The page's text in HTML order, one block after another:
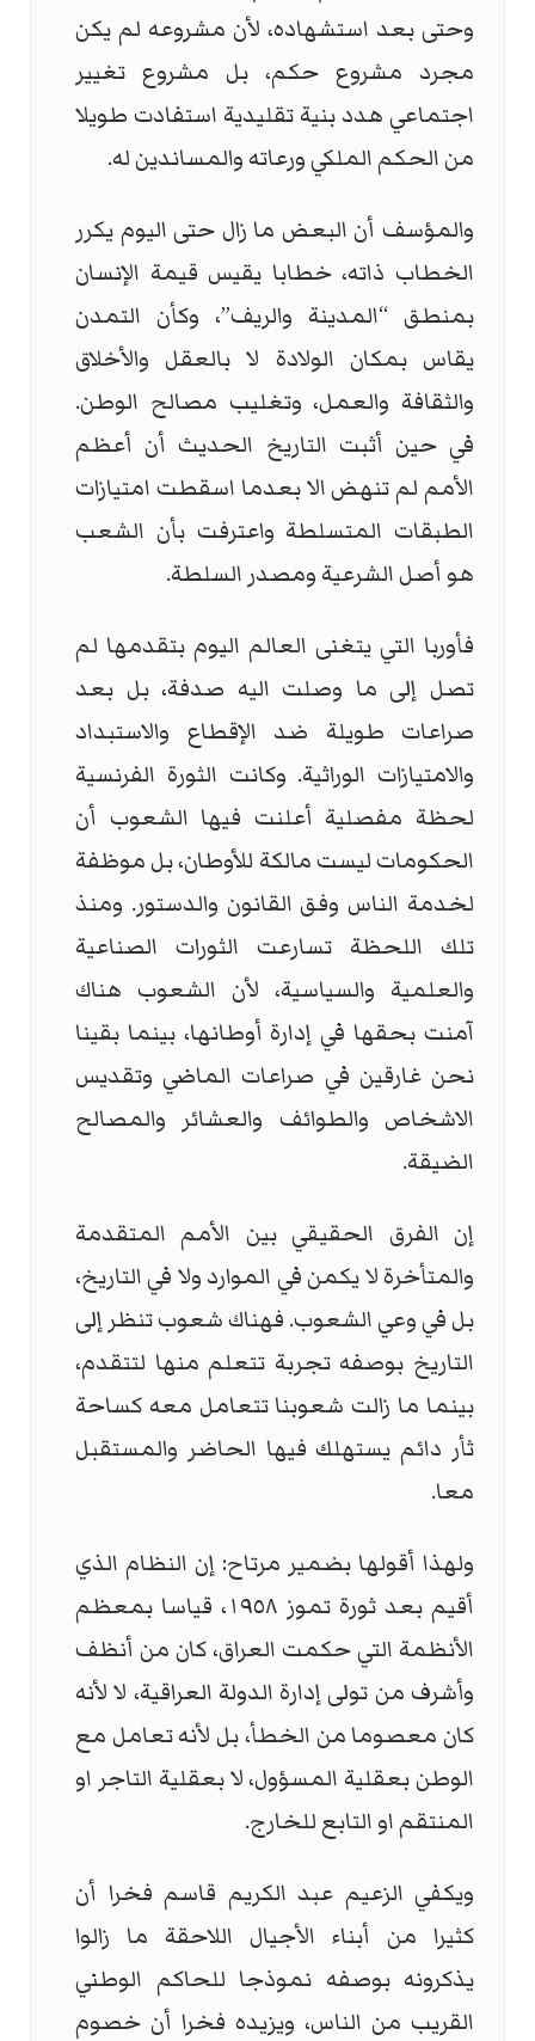
وحتى بعد استشهاده، لأن مشروعه لم يكن
مجرد مشروع حكم، بل مشروع تغيير
اجتماعي هدد بنية تقليدية استفادت طويلا
من الحكم الملكي ورعاته والمساندين له.
والمؤسف أن البعض ما زال حتى اليوم يكرر
الخطاب ذاته، خطابا يقيس قيمة الإنسان
بمنطق “المدينة والريف”، وكأن التمدن
يقاس بمكان الولادة لا بالعقل والأخلاق
والثقافة والعمل، وتغليب مصالح الوطن.
في حين أثبت التاريخ الحديث أن أعظم
الأمم لم تنهض الا بعدما اسقطت امتيازات
الطبقات المتسلطة واعترفت بأن الشعب
هو أصل الشرعية ومصدر السلطة.
فأوربا التي يتغنى العالم اليوم بتقدمها لم
تصل إلى ما وصلت اليه صدفة، بل بعد
صراعات طويلة ضد الإقطاع والاستبداد
والامتيازات الوراثية. وكانت الثورة الفرنسية
لحظة مفصلية أعلنت فيها الشعوب أن
الحكومات ليست مالكة للأوطان، بل موظفة
لخدمة الناس وفق القانون والدستور. ومنذ
تلك اللحظة تسارعت الثورات الصناعية
والعلمية والسياسية، لأن الشعوب هناك
آمنت بحقها في إدارة أوطانها، بينما بقينا
نحن غارقين في صراعات الماضي وتقديس
الاشخاص والطوائف والعشائر والمصالح
الضيقة.
إن الفرق الحقيقي بين الأمم المتقدمة
والمتأخرة لا يكمن في الموارد ولا في التاريخ،
بل في وعي الشعوب. فهناك شعوب تنظر إلى
التاريخ بوصفه تجربة تتعلم منها لتتقدم،
بينما ما زالت شعوبنا تتعامل معه كساحة
ثأر دائم يستهلك فيها الحاضر والمستقبل
معا.
ولهذا أقولها بضمير مرتاح: إن النظام الذي
أقيم بعد ثورة تموز ١٩٥٨، قياسا بمعظم
الأنظمة التي حكمت العراق، كان من أنظف
وأشرف من تولى إدارة الدولة العراقية، لا لأنه
كان معصوما من الخطأ، بل لأنه تعامل مع
الوطن بعقلية المسؤول، لا بعقلية التاجر او
المنتقم او التابع للخارج.
ويكفي الزعيم عبد الكريم قاسم فخرا أن
كثيرا من أبناء الأجيال اللاحقة ما زالوا
يذكرونه بوصفه نموذجا للحاكم الوطني
القريب من الناس، ويزيده فخرا أن خصوم